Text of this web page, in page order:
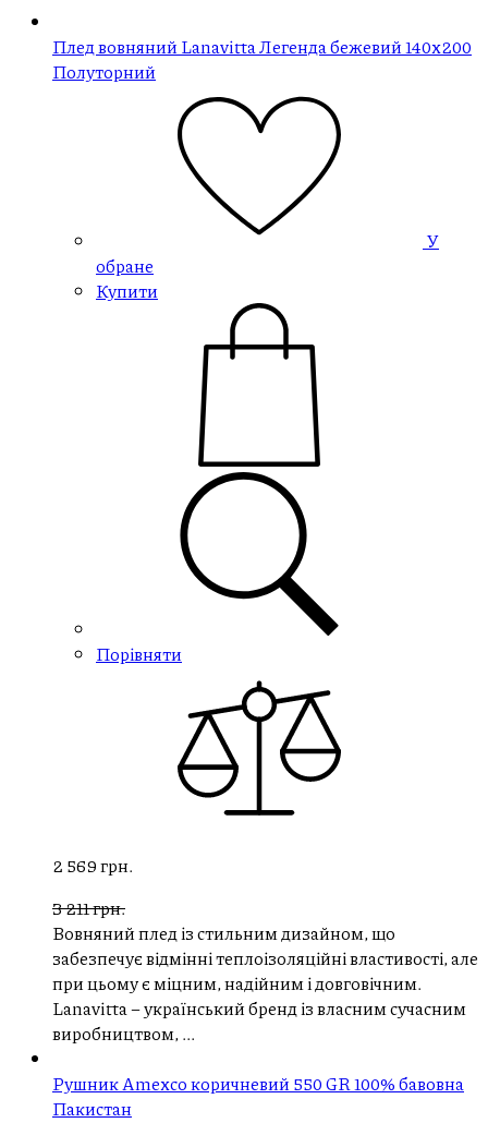
Плед вовняний Lanavitta Легенда бежевий 140x200
Полуторний
У
обране
Купити
Порівняти
2 569 грн.
3 211 грн.
Вовняний плед із стильним дизайном, що
забезпечує відмінні теплоізоляційні властивості, але
при цьому є міцним, надійним і довговічним.
Lanavitta – український бренд із власним сучасним
виробництвом, ...
Рушник Amexco коричневий 550 GR 100% бавовна
Пакистан